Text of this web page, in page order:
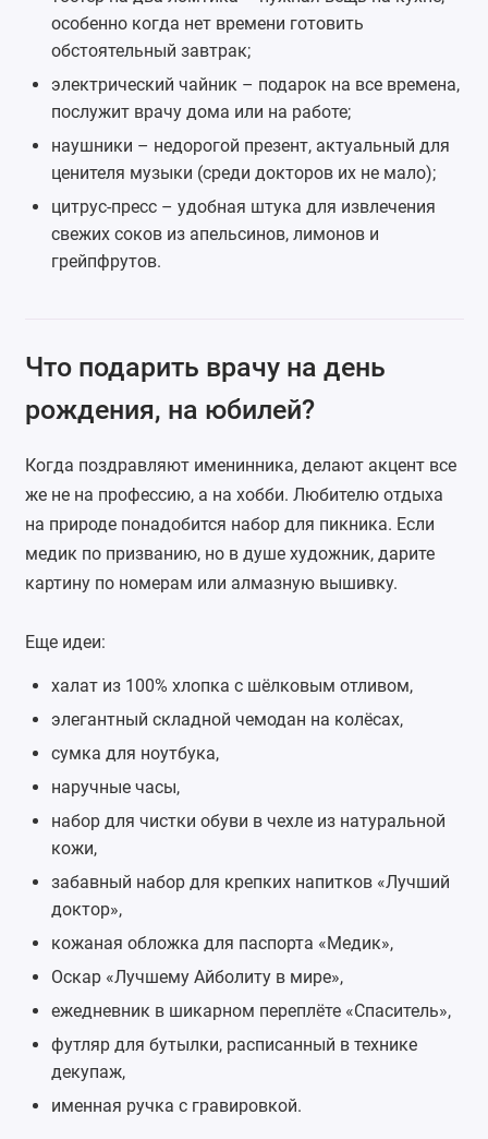
особенно когда нет времени готовить
обстоятельный завтрак;
электрический чайник – подарок на все времена,
послужит врачу дома или на работе;
наушники – недорогой презент, актуальный для
ценителя музыки (среди докторов их не мало);
цитрус-пресс – удобная штука для извлечения
свежих соков из апельсинов, лимонов и
грейпфрутов.
Что подарить врачу на день
рождения, на юбилей?
Когда поздравляют именинника, делают акцент все
же не на профессию, а на хобби. Любителю отдыха
на природе понадобится набор для пикника. Если
медик по призванию, но в душе художник, дарите
картину по номерам или алмазную вышивку.
Еще идеи:
халатиз 100% хлопка с шёлковым отливом,
элегантный складной чемодан на колёсах,
сумка для ноутбука,
наручные часы,
набор для чистки обуви в чехле из натуральной
кожи,
забавный набор для крепких напитков «Лучший
доктор»,
кожаная обложка для паспорта «Медик»,
Оскар«Лучшему Айболиту в мире»,
ежедневник в шикарном переплёте «Спаситель»,
футляр для бутылки, расписанный в технике
декупаж,
именная ручка с гравировкой.